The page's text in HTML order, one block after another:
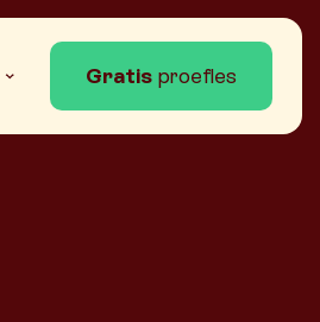
Gratis proefles